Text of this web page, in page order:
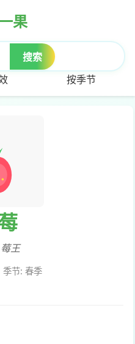
果
按季节
搜索
莓王
季节: 春季